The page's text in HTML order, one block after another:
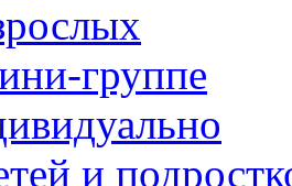
группе
и